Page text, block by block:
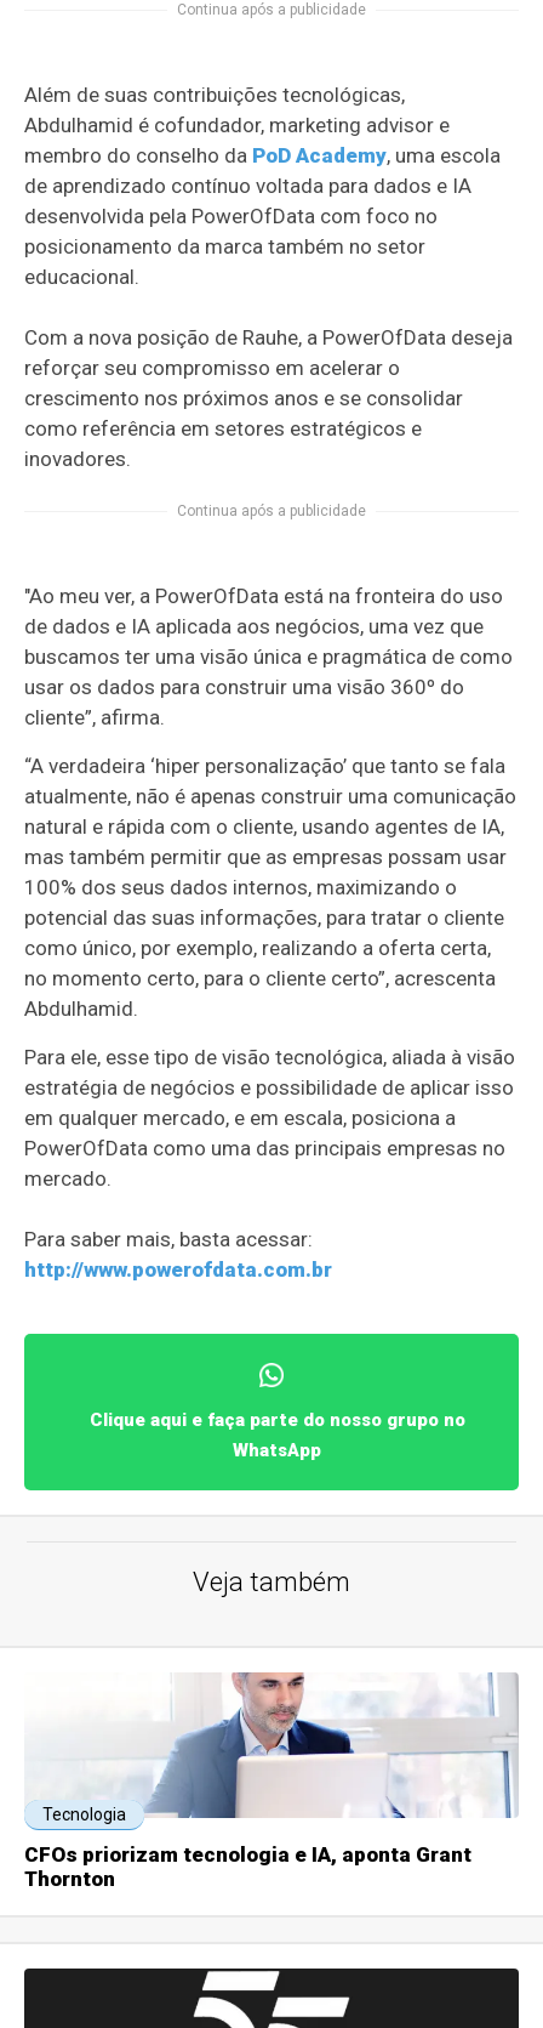
Continua após a publicidade
Além de suas contribuições tecnológicas,
Abdulhamid é cofundador, marketing advisor e
membro do conselho da PoD Academy, uma escola
de aprendizado contínuo voltada para dados e IA
desenvolvida pela PowerOfData com foco no
posicionamento da marca também no setor
educacional.
Com a nova posição de Rauhe, a PowerOfData deseja
reforçar seu compromisso em acelerar o
crescimento nos próximos anos e se consolidar
como referência em setores estratégicos e
inovadores.
Continua após a publicidade
"Ao meu ver, a PowerOfData está na fronteira do uso
de dados e IA aplicada aos negócios, uma vez que
buscamos ter uma visão única e pragmática de como
usar os dados para construir uma visão 360º do
cliente”, afirma.
“A verdadeira ‘hiper personalização’ que tanto se fala
atualmente, não é apenas construir uma comunicação
natural e rápida com o cliente, usando agentes de IA,
mas também permitir que as empresas possam usar
100% dos seus dados internos, maximizando o
potencial das suas informações, para tratar o cliente
como único, por exemplo, realizando a oferta certa,
no momento certo, para o cliente certo”, acrescenta
Abdulhamid.
Para ele, esse tipo de visão tecnológica, aliada à visão
estratégia de negócios e possibilidade de aplicar isso
em qualquer mercado, e em escala, posiciona a
PowerOfData como uma das principais empresas no
mercado.
Para saber mais, basta acessar:
http://www.powerofdata.com.br
Clique aqui e faça parte do nosso grupo no
WhatsApp
Veja também
Tecnologia
CFOs priorizam tecnologia e IA, aponta Grant
Thornton